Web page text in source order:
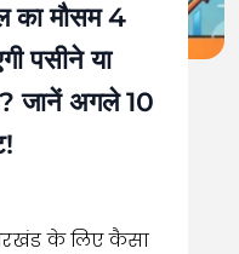
का मौसम 4
पसीने या
जानें अगले 10
के लिए कैसा